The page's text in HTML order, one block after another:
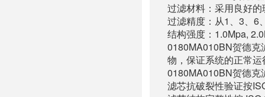
过滤材料：采用良好
过滤精度：从1、3、6
结构强度：1.0Mpa,
0180MA010BN贺德克
物，保证系统的正常运
0180MA010BN贺德克
滤芯抗破裂性验证按